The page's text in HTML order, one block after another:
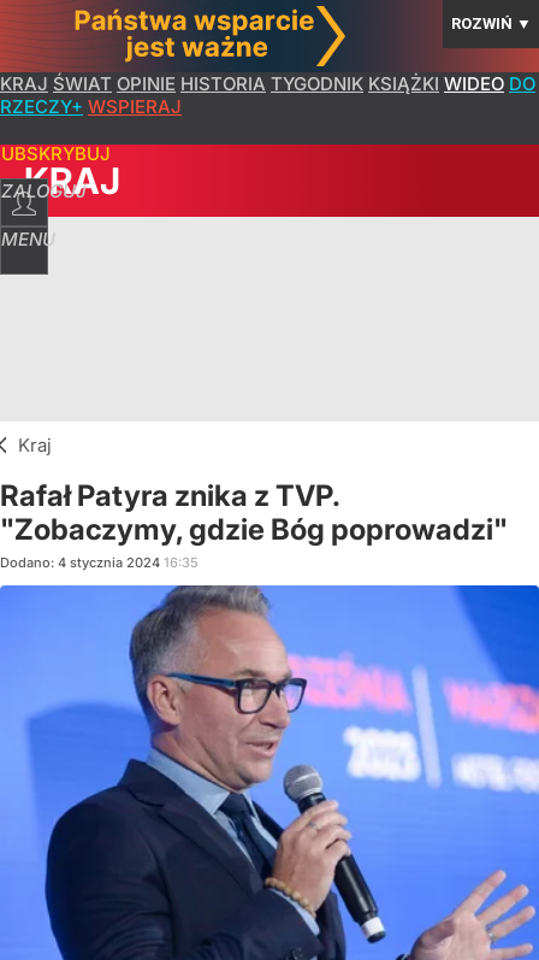
ROZWIŃ ▼
KRAJ ŚWIAT OPINIE HISTORIA TYGODNIK KSIĄŻKI WIDEO DO
RZECZY+ WSPIERAJ
ZALOGUJ
MENU
KRAJ
Kraj
Rafał Patyra znika z TVP.
"Zobaczymy, gdzie Bóg poprowadzi"
Dodano: 4 stycznia 2024 16:35